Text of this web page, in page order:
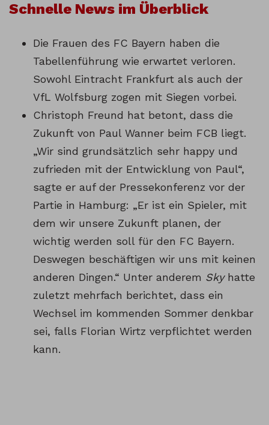
Schnelle News im Überblick
Die Frauen des FC Bayern haben die
Tabellenführung wie erwartet verloren.
Sowohl Eintracht Frankfurt als auch der
VfL Wolfsburg zogen mit Siegen vorbei.
Christoph Freund hat betont, dass die
Zukunft von Paul Wanner beim FCB liegt.
„Wir sind grundsätzlich sehr happy und
zufrieden mit der Entwicklung von Paul“,
sagte er auf der Pressekonferenz vor der
Partie in Hamburg: „Er ist ein Spieler, mit
dem wir unsere Zukunft planen, der
wichtig werden soll für den FC Bayern.
Deswegen beschäftigen wir uns mit keinen
anderen Dingen.“ Unter anderem Skyhatte
zuletzt mehrfach berichtet, dass ein
Wechsel im kommenden Sommer denkbar
sei, falls Florian Wirtz verpflichtet werden
kann.